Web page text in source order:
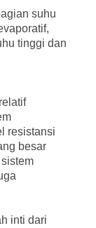
suhu
tinggi dan
resistansi
besar
inti dari